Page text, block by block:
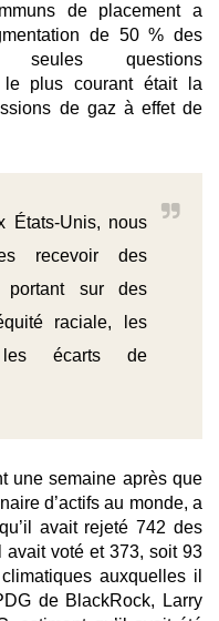
de placement a
de 50 % des
questions
le plus courant était la
de gaz à effet de
États-Unis, nous
recevoir des
portant sur des
raciale, les
écarts de
une semaine après que
d’actifs au monde, a
avait rejeté 742 des
voté et 373, soit 93
auxquelles il
de BlackRock, Larry